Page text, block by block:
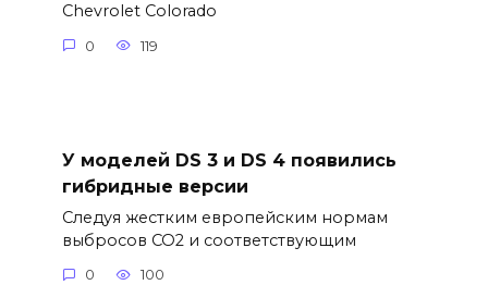
Chevrolet Colorado
0 119
У моделей DS 3 и DS 4 появились
гибридные версии
Следуя жестким европейским нормам
выбросов CO2 и соответствующим
0 100